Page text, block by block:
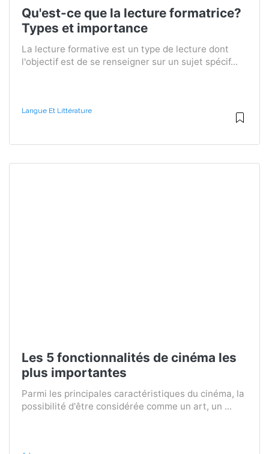
Qu'est-ce que la lecture formatrice?
Types et importance
La lecture formative est un type de lecture dont
l'objectif est de se renseigner sur un sujet spécif...
Langue Et Littérature
Les 5 fonctionnalités de cinéma les
plus importantes
Parmi les principales caractéristiques du cinéma, la
possibilité d'être considérée comme un art, un ...